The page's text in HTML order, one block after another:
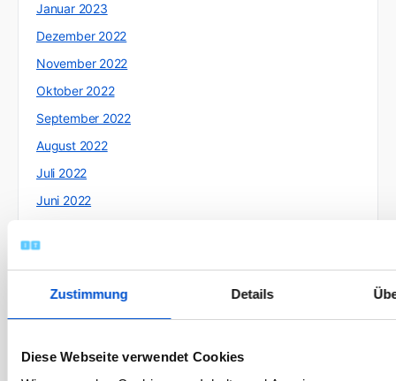
Zustimmung Details
Diese Webseite verwendet Cookies
Januar 2023
Dezember 2022
November 2022
Oktober 2022
September 2022
August 2022
Juli 2022
Juni 2022
April 2022
Dezember 2021